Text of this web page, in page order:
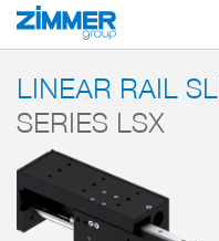
Start Products
LINEAR RAIL
SERIES LSX